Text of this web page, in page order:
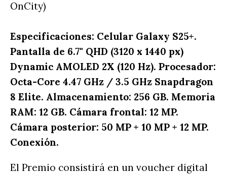
OnCity)
Especificaciones: Celular Galaxy S25+.
Pantalla de 6.7" QHD (3120 x 1440 px)
Dynamic AMOLED 2X (120 Hz). Procesador:
Octa-Core 4.47 GHz / 3.5 GHz Snapdragon
8 Elite. Almacenamiento: 256 GB. Memoria
RAM: 12 GB. Cámara frontal: 12 MP.
Cámara posterior: 50 MP + 10 MP + 12 MP.
Conexión.
El Premio consistirá en un voucher digital